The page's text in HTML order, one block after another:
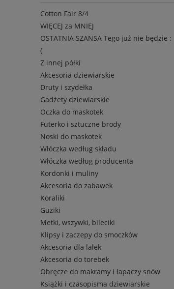
Cotton Fair 8/4
WIĘCEJ za MNIEJ
OSTATNIA SZANSA Tego już nie będzie :
(
Z innej półki
Akcesoria dziewiarskie
Druty i szydełka
Gadżety dziewiarskie
Oczka do maskotek
Futerko i sztuczne brody
Noski do maskotek
Włóczka według składu
Włóczka według producenta
Kordonki i muliny
Akcesoria do zabawek
Koraliki
Guziki
Metki, wszywki, bileciki
Klipsy i zaczepy do smoczków
Akcesoria dla lalek
Akcesoria do torebek
Obręcze do makramy i łapaczy snów
Książki i czasopisma dziewiarskie